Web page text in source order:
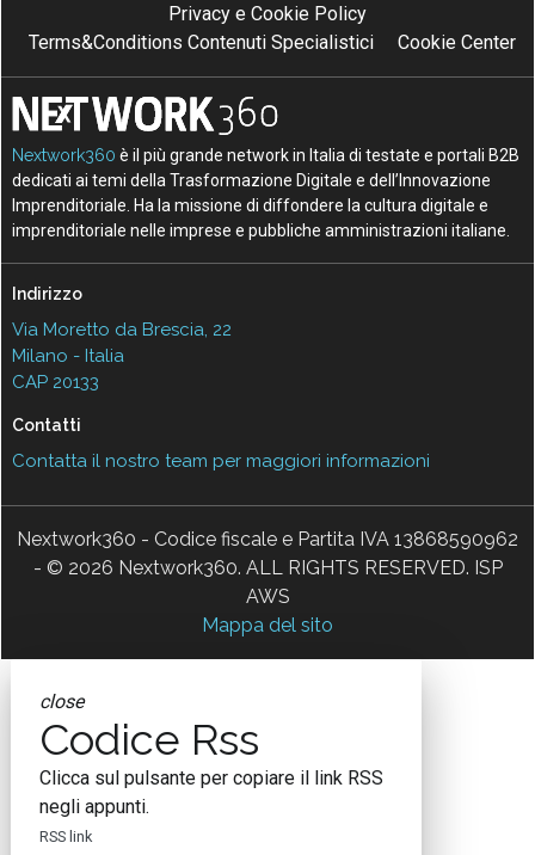
Privacy e Cookie Policy
Terms&Conditions Contenuti Specialistici
Cookie Center
Nextwork360 è il più grande network in Italia di testate e portali B2B
dedicati ai temi della Trasformazione Digitale e dell’Innovazione
Imprenditoriale. Ha la missione di diffondere la cultura digitale e
imprenditoriale nelle imprese e pubbliche amministrazioni italiane.
Indirizzo
Via Moretto da Brescia, 22
Milano - Italia
CAP 20133
Contatti
Contatta il nostro team per maggiori informazioni
Nextwork360 - Codice fiscale e Partita IVA 13868590962
- © 2026 Nextwork360. ALL RIGHTS RESERVED. ISP
AWS
Mappa del sito
close
Codice Rss
Clicca sul pulsante per copiare il link RSS
negli appunti.
RSS link